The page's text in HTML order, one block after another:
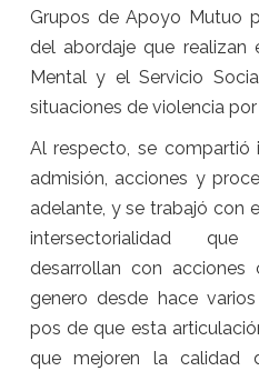
Grupos de Apoyo Mutuo
del abordaje que realizan
Mental y el Servicio
situaciones de violencia
Al respecto, se compartió
admisión, acciones y
adelante, y se trabajó con
intersectorialidad
desarrollan con
genero desde hace
pos de que esta
que mejoren la calidad